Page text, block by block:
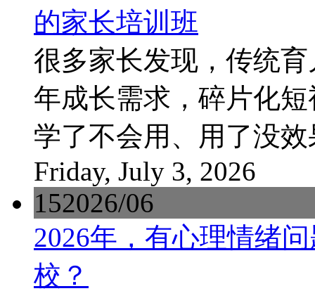
的家长培训班
很多家长发现，传统
年成长需求，碎片化
学了不会用、用了没效
Friday, July 3, 2026
152026/06
2026年，有心理情绪
校？